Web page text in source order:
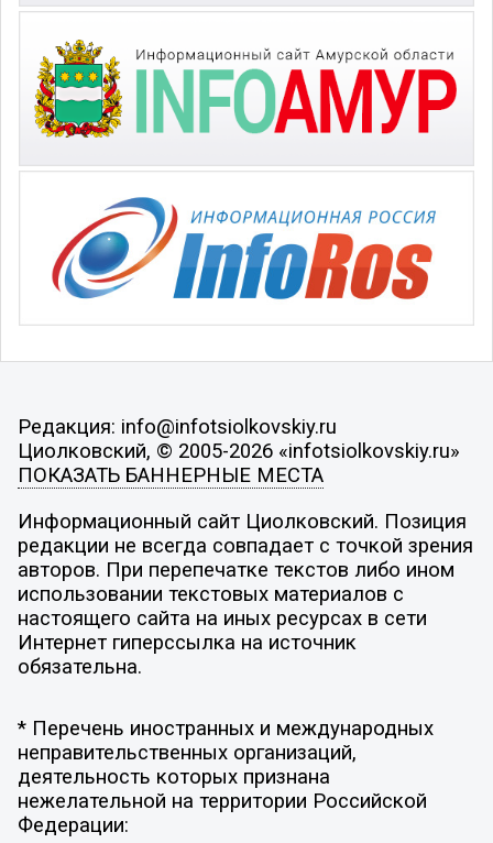
Редакция: info@infotsiolkovskiy.ru
Циолковский, © 2005-2026 «infotsiolkovskiy.ru»
ПОКАЗАТЬ БАННЕРНЫЕ МЕСТА
Информационный сайт Циолковский. Позиция
редакции не всегда совпадает с точкой зрения
авторов. При перепечатке текстов либо ином
использовании текстовых материалов с
настоящего сайта на иных ресурсах в сети
Интернет гиперссылка на источник
обязательна.
* Перечень иностранных и международных
неправительственных организаций,
деятельность которых признана
нежелательной на территории Российской
Федерации: